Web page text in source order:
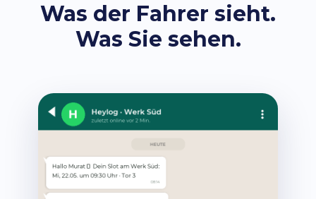
Was der Fahrer sieht.
Was Sie sehen.